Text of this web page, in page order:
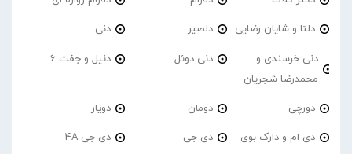
دلتا و شایان رضایی دلصیر دنی
دنی خرسندی و
محمدرضا شجریان
دنی دوئل دنیل و جفت 6
دورچی دومان دویار
دی ام و دارک بوی دی جی دی جی 4A